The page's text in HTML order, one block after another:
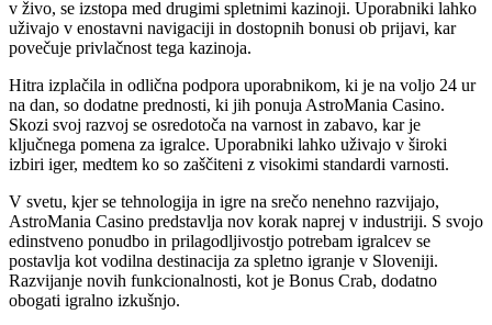
v živo, se izstopa med drugimi spletnimi kazinoji. Uporabniki lahko
uživajo v enostavni navigaciji in dostopnih bonusi ob prijavi, kar
povečuje privlačnost tega kazinoja.
Hitra izplačila in odlična podpora uporabnikom, ki je na voljo 24 ur
na dan, so dodatne prednosti, ki jih ponuja AstroMania Casino.
Skozi svoj razvoj se osredotoča na varnost in zabavo, kar je
ključnega pomena za igralce. Uporabniki lahko uživajo v široki
izbiri iger, medtem ko so zaščiteni z visokimi standardi varnosti.
V svetu, kjer se tehnologija in igre na srečo nenehno razvijajo,
AstroMania Casino predstavlja nov korak naprej v industriji. S svojo
edinstveno ponudbo in prilagodljivostjo potrebam igralcev se
postavlja kot vodilna destinacija za spletno igranje v Sloveniji.
Razvijanje novih funkcionalnosti, kot je Bonus Crab, dodatno
obogati igralno izkušnjo.